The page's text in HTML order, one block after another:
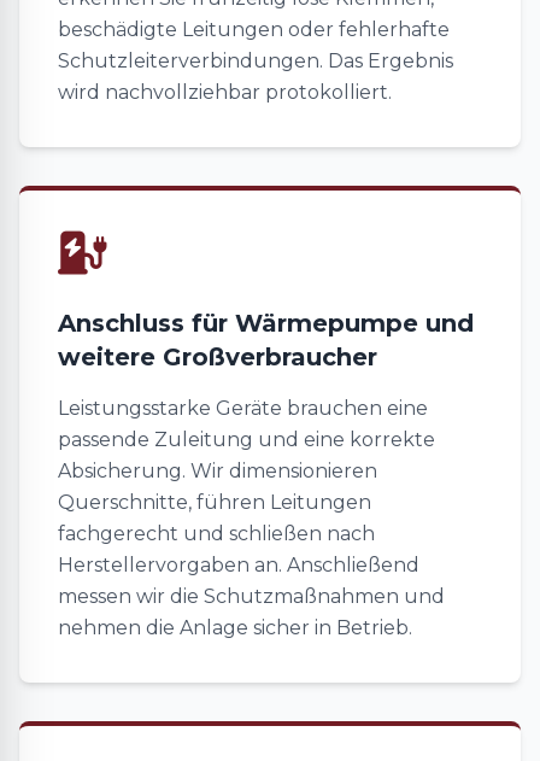
beschädigte Leitungen oder fehlerhafte
Schutzleiterverbindungen. Das Ergebnis
wird nachvollziehbar protokolliert.
Anschluss für Wärmepumpe und
weitere Großverbraucher
Leistungsstarke Geräte brauchen eine
passende Zuleitung und eine korrekte
Absicherung. Wir dimensionieren
Querschnitte, führen Leitungen
fachgerecht und schließen nach
Herstellervorgaben an. Anschließend
messen wir die Schutzmaßnahmen und
nehmen die Anlage sicher in Betrieb.